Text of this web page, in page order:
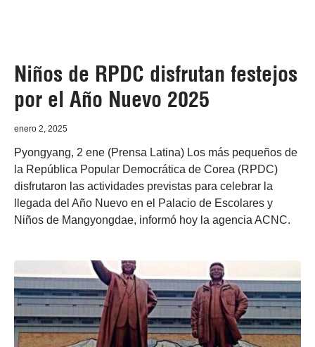
Niños de RPDC disfrutan festejos
por el Año Nuevo 2025
enero 2, 2025
Pyongyang, 2 ene (Prensa Latina) Los más pequeños de
la República Popular Democrática de Corea (RPDC)
disfrutaron las actividades previstas para celebrar la
llegada del Año Nuevo en el Palacio de Escolares y
Niños de Mangyongdae, informó hoy la agencia ACNC.